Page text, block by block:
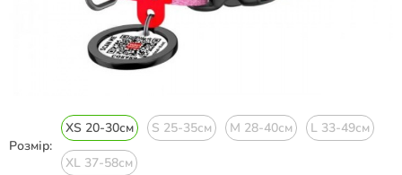
Розмір:
XS 20-30см S 25-35см M 28-40см L 33-49см
XL 37-58см